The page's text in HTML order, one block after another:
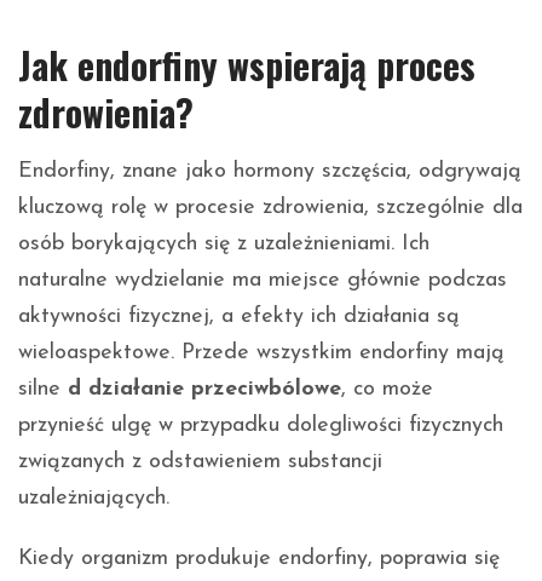
Jak endorfiny wspierają proces
zdrowienia?
Endorfiny, znane jako hormony szczęścia, odgrywają
kluczową rolę w procesie zdrowienia, szczególnie dla
osób borykających się z uzależnieniami. Ich
naturalne wydzielanie ma miejsce głównie podczas
aktywności fizycznej, a efekty ich działania są
wieloaspektowe. Przede wszystkim endorfiny mają
silne d działanie przeciwbólowe, co może
przynieść ulgę w przypadku dolegliwości fizycznych
związanych z odstawieniem substancji
uzależniających.
Kiedy organizm produkuje endorfiny, poprawia się